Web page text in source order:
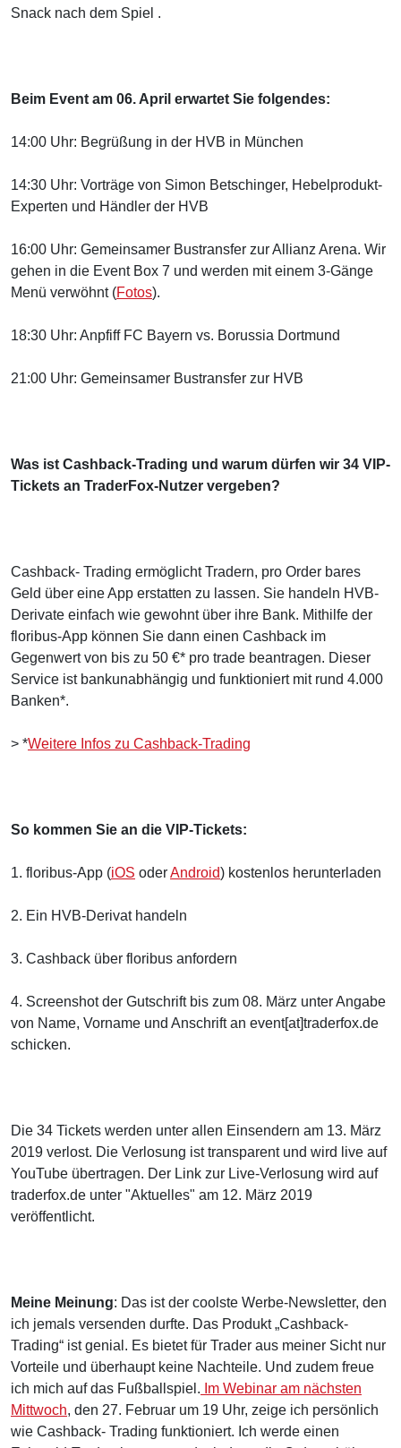
Snack nach dem Spiel .
Beim Event am 06. April erwartet Sie folgendes:
14:00 Uhr: Begrüßung in der HVB in München
14:30 Uhr: Vorträge von Simon Betschinger, Hebelprodukt-
Experten und Händler der HVB
16:00 Uhr: Gemeinsamer Bustransfer zur Allianz Arena. Wir
gehen in die Event Box 7 und werden mit einem 3-Gänge
Menü verwöhnt (Fotos).
18:30 Uhr: Anpfiff FC Bayern vs. Borussia Dortmund
21:00 Uhr: Gemeinsamer Bustransfer zur HVB
Was ist Cashback-Trading und warum dürfen wir 34 VIP-
Tickets an TraderFox-Nutzer vergeben?
Cashback- Trading ermöglicht Tradern, pro Order bares
Geld über eine App erstatten zu lassen. Sie handeln HVB-
Derivate einfach wie gewohnt über ihre Bank. Mithilfe der
floribus-App können Sie dann einen Cashback im
Gegenwert von bis zu 50 €* pro trade beantragen. Dieser
Service ist bankunabhängig und funktioniert mit rund 4.000
Banken*.
> *Weitere Infos zu Cashback-Trading
So kommen Sie an die VIP-Tickets:
1. floribus-App (iOS oderAndroid) kostenlos herunterladen
2. Ein HVB-Derivat handeln
3. Cashback über floribus anfordern
4. Screenshot der Gutschrift bis zum 08. März unter Angabe
von Name, Vorname und Anschrift an event[at]traderfox.de
schicken.
Die 34 Tickets werden unter allen Einsendern am 13. März
2019 verlost. Die Verlosung ist transparent und wird live auf
YouTube übertragen. Der Link zur Live-Verlosung wird auf
traderfox.de unter "Aktuelles" am 12. März 2019
veröffentlicht.
Meine Meinung: Das ist der coolste Werbe-Newsletter, den
ich jemals versenden durfte. Das Produkt „Cashback-
Trading“ ist genial. Es bietet für Trader aus meiner Sicht nur
Vorteile und überhaupt keine Nachteile. Und zudem freue
ich mich auf das Fußballspiel. Im Webinar am nächsten
Mittwoch, den 27. Februar um 19 Uhr, zeige ich persönlich
wie Cashback- Trading funktioniert. Ich werde einen